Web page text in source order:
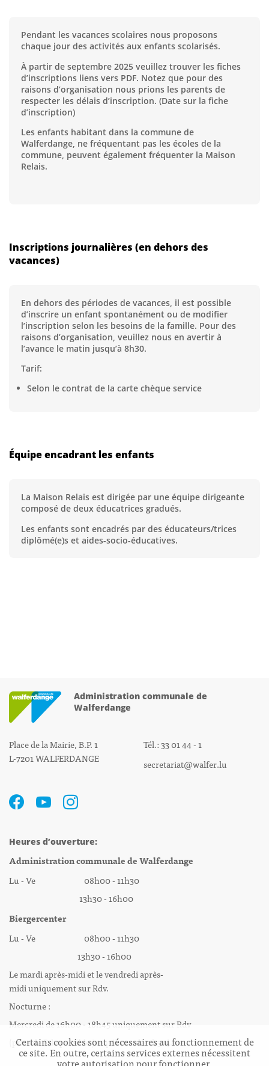
Pendant les vacances scolaires nous proposons
chaque jour des activités aux enfants scolarisés.
À partir de septembre 2025 veuillez trouver les fiches
d’inscriptions liens vers PDF. Notez que pour des
raisons d’organisation nous prions les parents de
respecter les délais d’inscription. (Date sur la fiche
d’inscription)
Les enfants habitant dans la commune de
Walferdange, ne fréquentant pas les écoles de la
commune, peuvent également fréquenter la Maison
Relais.
Inscriptions journalières (en dehors des
vacances)
En dehors des périodes de vacances, il est possible
d’inscrire un enfant spontanément ou de modifier
l’inscription selon les besoins de la famille. Pour des
raisons d’organisation, veuillez nous en avertir à
l’avance le matin jusqu’à 8h30.
Tarif:
Selon le contrat de la carte chèque service
Équipe encadrant les enfants
La Maison Relais est dirigée par une équipe dirigeante
composé de deux éducatrices gradués.
Les enfants sont encadrés par des éducateurs/trices
diplômé(e)s et aides-socio-éducatives.
Administration communale de
Walferdange
Place de la Mairie, B.P. 1
L-7201 WALFERDANGE
Tél.: 33 01 44 - 1
secretariat@walfer.lu
Heures d’ouverture:
Administration communale de Walferdange
Lu - Ve 08h00 - 11h30
13h30 - 16h00
Biergercenter
Lu - Ve 08h00 - 11h30
13h30 - 16h00
Le mardi après-midi et le vendredi après-
midi uniquement sur Rdv.
Nocturne :
Mercredi de 16h00 - 18h45 uniquement sur Rdv
(prise de Rdv possible jusqu'à mardi 11h30).
Certains cookies sont nécessaires au fonctionnement de
ce site. En outre, certains services externes nécessitent